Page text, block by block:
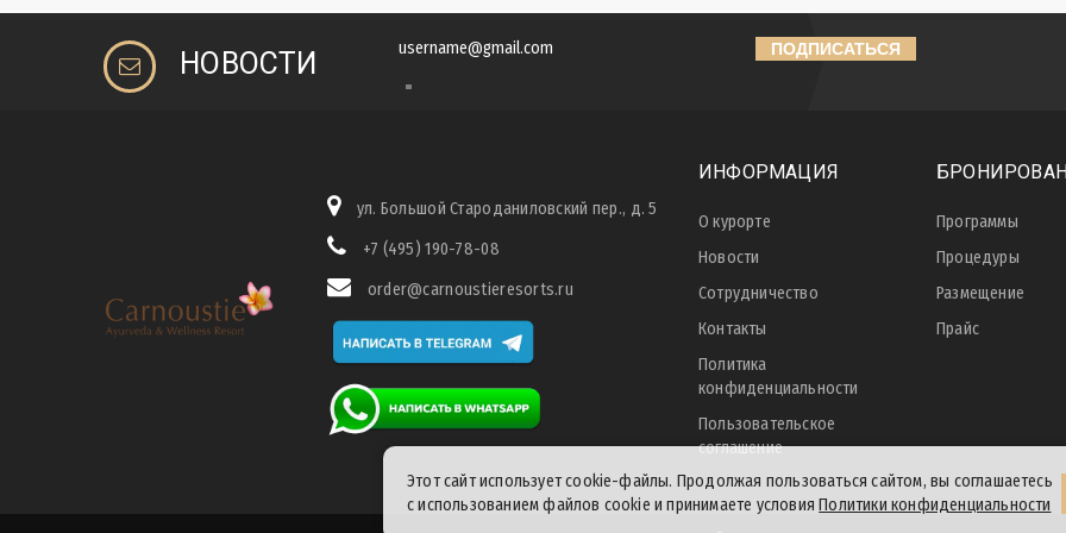
НОВОСТИ ПОДПИСАТЬСЯ
ул. Большой Староданиловский пер., д. 5
+7 (495) 190-78-08
order@carnoustieresorts.ru
ИНФОРМАЦИЯ
О курорте
Новости
Сотрудничество
Контакты
Политика
конфиденциальности
Пользовательское
соглашение
Программы
Процедуры
Размещение
Прайс
Этот сайт использует cookie-файлы. Продолжая пользоваться сайтом, вы соглашаетесь
с использованием файлов cookie и принимаете условияПолитики конфиденциальности